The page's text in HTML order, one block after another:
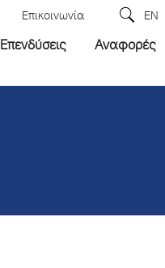
Επικοινωνία EN
Επενδύσεις Αναφορές